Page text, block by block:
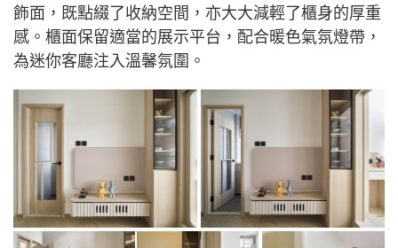
飾面，既點綴了收納空間，亦大大減輕了櫃身的厚重
感。櫃面保留適當的展示平台，配合暖色氣氛燈帶，
為迷你客廳注入溫馨氛圍。